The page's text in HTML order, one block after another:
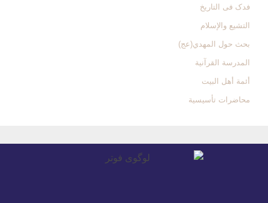
فدک فی التاریخ
التشیع والإسلام
بحث حول المهدي(عج)
المدرسة القرآنیة
أئمة أهل البیت
محاضرات تأسیسیة